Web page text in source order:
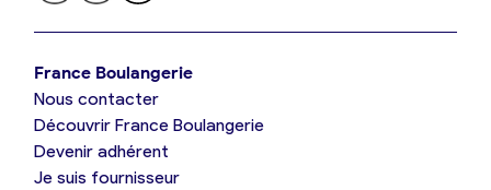
Je trouve ma boulangerie
Je suis boulanger
Je découvre France Boulangerie
France Boulangerie
Nous contacter
Découvrir France Boulangerie
Devenir adhérent
Je suis fournisseur